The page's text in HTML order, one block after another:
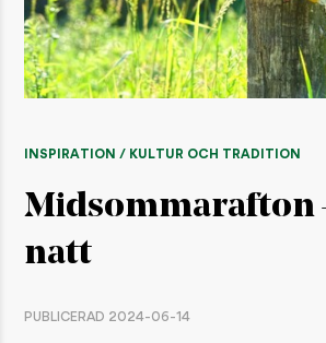
INSPIRATION / KULTUR OCH TRADITION
Midsommarafton
natt
PUBLICERAD 2024-06-14